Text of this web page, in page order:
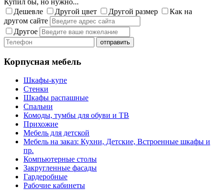
Купил бы, но нужно...
Дешевле
Другой цвет Другой размер
Как на
другом сайте
Другое
Корпусная мебель
Шкафы-купе
Стенки
Шкафы распашные
Спальни
Комоды, тумбы для обуви и ТВ
Прихожие
Мебель для детской
Мебель на заказ: Кухни, Детские, Встроенные шкафы и
пр.
Компьютерные столы
Закругленные фасады
Гардеробные
Рабочие кабинеты